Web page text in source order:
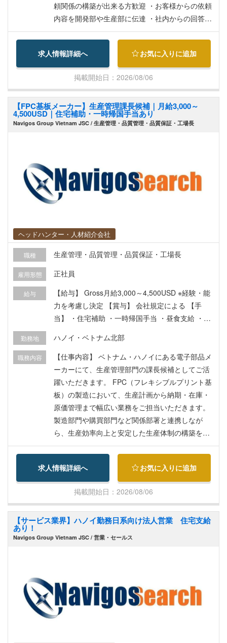
の他ベトナム法律に準ずる （※1）正規採用後に１
年未満で退社された方の場合は残期間分自己負担
になります
頼関係の構築が出来る方歓迎 ・お客様からの依頼
内容を開発部や生産部に伝達 ・社内からの回答や
進捗状況をお客様へ連絡 ・担当ブランドの品質、
価格、納期管理 ・ベトナム人ローカルスタッフの
工場上流工程から下流工程まで管理 ・貿易実務、
デリバリー管理 ・社内でのClaudeを活用した独自
ERPの構築 ・自社ロボットの推進 ・企画-設計開
発、受注-生産-出荷までの管理及びお客様への連
絡業務 ・その他付随業務 お客様とはメール、電
話、及びWEB会議がメインですが、たまに工場へ
求人情報詳細へ お気に入りに追加
掲載開始日：2026/08/06
【FPC基板メーカー】生産管理課長候補｜月給3,000～
4,500USD｜住宅補助・一時帰国手当あり
Navigos Group Vietnam JSC / 生産管理・品質管理・品質保証・工場長
ヘッドハンター・人材紹介会社
職種 生産管理・品質管理・品質保証・工場長
雇用形態 正社員
給与
【給与】 Gross月給3,000～4,500USD ※経験・能
力を考慮し決定 【賞与】 会社規定による 【手
当】 ・住宅補助 ・一時帰国手当 ・昼食支給 ・工
康診断 ・退職金制度 ・各種福利厚生（会社規定に
よる）
勤務地 ハノイ・ベトナム北部
職務内容
【仕事内容】 ベトナム・ハノイにある電子部品メ
ーカーにて、生産管理部門の課長候補としてご活
躍いただきます。 FPC（フレキシブルプリント基
板）の製造において、生産計画から納期・在庫・
原価管理まで幅広い業務をご担当いただきます。
製造部門や購買部門など関係部署と連携しなが
ら、生産効率向上と安定した生産体制の構築を推
進していただくポジションです。 具体的には、 ・
生産計画の立案・進捗管理 ・資材・部品の調達お
よび在庫管理 ・製造工程の管理および納期管理 ・
原価管理・コスト改善活動 ・関係部署との調整お
よび生産スケジュール管理 ・生産性向上に向けた
改善提案 ・その他、生産管理業務全般 【募集背
景】 生産体制の強化および組織拡大に伴う増員募
集です。将来的には生産管理部門の中核人材とし
ップ可能 ・住宅補助・一時帰国手当など海外勤務
向け福利厚生が充実 ・FPC（フレキシブルプリン
ト基板）の専門メーカーで経験を活かせる ・生産
求人情報詳細へ お気に入りに追加
掲載開始日：2026/08/06
【サービス業界】ハノイ勤務日系向け法人営業 住宅支給
あり！
Navigos Group Vietnam JSC / 営業・セールス